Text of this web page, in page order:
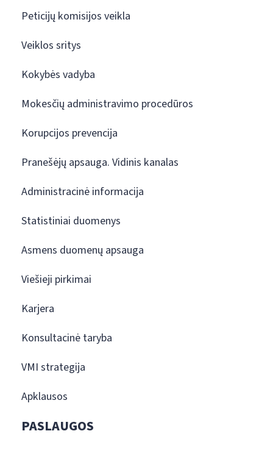
Peticijų komisijos veikla
Veiklos sritys
Kokybės vadyba
Mokesčių administravimo procedūros
Korupcijos prevencija
Pranešėjų apsauga. Vidinis kanalas
Administracinė informacija
Statistiniai duomenys
Asmens duomenų apsauga
Viešieji pirkimai
Karjera
Konsultacinė taryba
VMI strategija
Apklausos
PASLAUGOS